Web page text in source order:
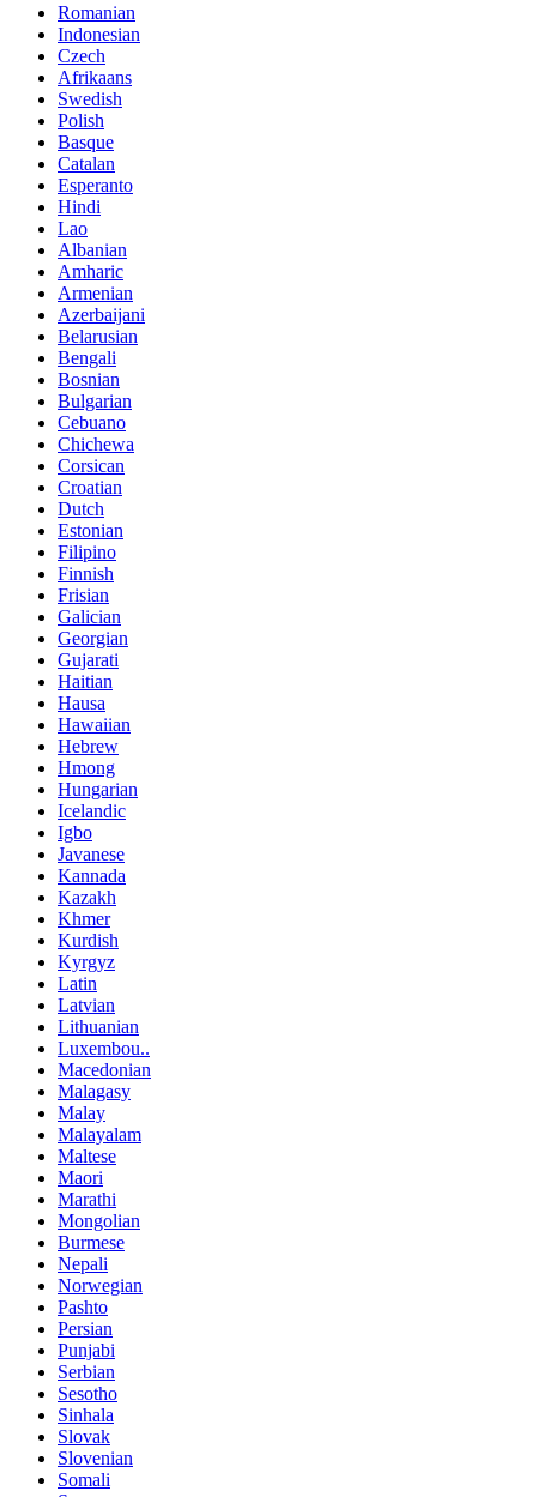
Romanian
Indonesian
Czech
Afrikaans
Swedish
Polish
Basque
Catalan
Esperanto
Hindi
Lao
Albanian
Amharic
Armenian
Azerbaijani
Belarusian
Bengali
Bosnian
Bulgarian
Cebuano
Chichewa
Corsican
Croatian
Dutch
Estonian
Filipino
Finnish
Frisian
Galician
Georgian
Gujarati
Haitian
Hausa
Hawaiian
Hebrew
Hmong
Hungarian
Icelandic
Igbo
Javanese
Kannada
Kazakh
Khmer
Kurdish
Kyrgyz
Latin
Latvian
Lithuanian
Luxembou..
Macedonian
Malagasy
Malay
Malayalam
Maltese
Maori
Marathi
Mongolian
Burmese
Nepali
Norwegian
Pashto
Persian
Punjabi
Serbian
Sesotho
Sinhala
Slovak
Slovenian
Somali